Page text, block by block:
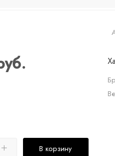
В корзину